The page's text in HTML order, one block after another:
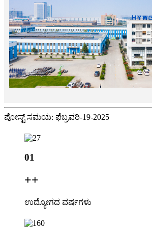
ಪೋಸ್ಟ್ ಸಮಯ: ಫೆಬ್ರವರಿ-19-2025
01
++
ಉದ್ಯೋಗದ ವರ್ಷಗಳು